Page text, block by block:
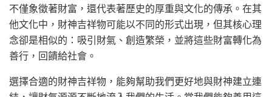
不僅象徵著財富，還代表著歷史的厚重與文化的傳承。在其
他文化中，財神吉祥物可能以不同的形式出現，但其核心理
念卻是相似的：吸引財氣、創造繁榮，並將這些財富轉化為
善行，回饋給社會。
選擇合適的財神吉祥物，能夠幫助我們更好地與財神建立連